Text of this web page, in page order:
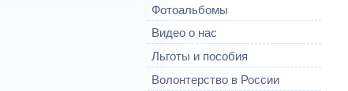
Фотоальбомы
Видео о нас
Льготы и пособия
Волонтерство в России